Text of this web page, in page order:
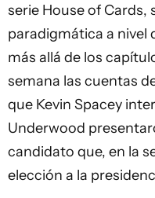
serie House of Cards,
paradigmática a nivel
más allá de los
semana las cuentas
que Kevin Spacey
Underwood
candidato que, en la
elección a la